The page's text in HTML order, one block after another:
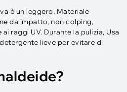
è un leggero, Materiale
da impatto, non colping,
raggi UV. Durante la pulizia, Usa
lieve per evitare di